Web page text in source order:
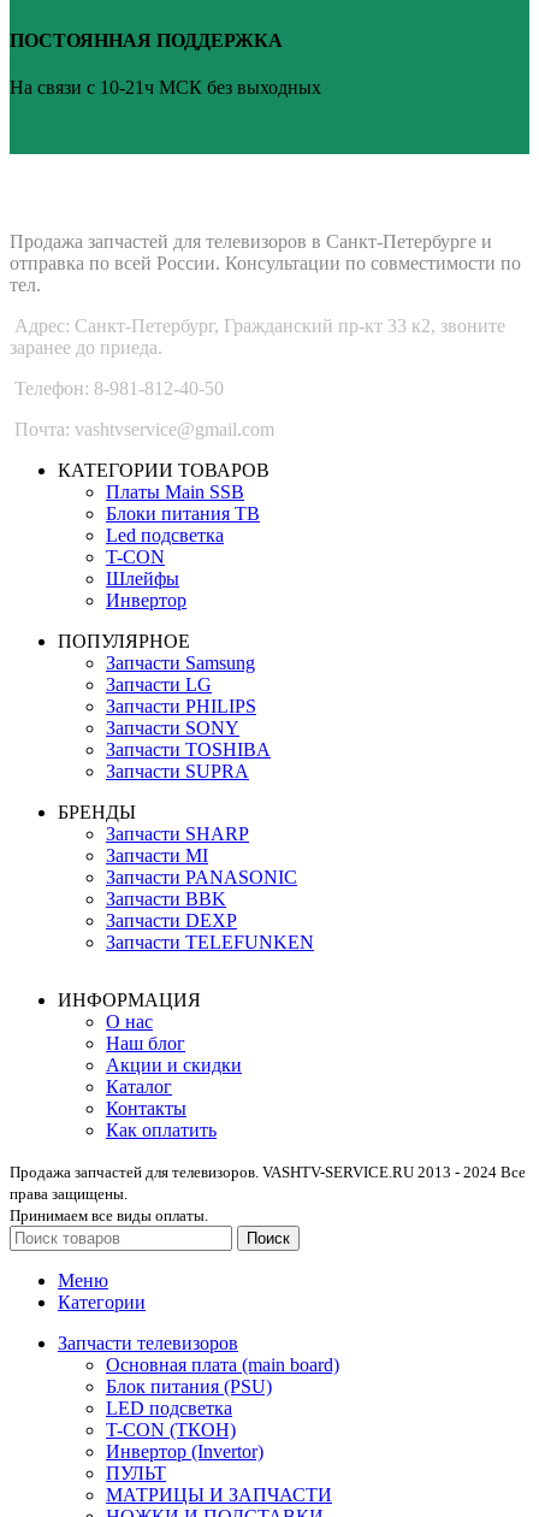
ПОСТОЯННАЯ ПОДДЕРЖКА
На связи с 10-21ч МСК без выходных
Продажа запчастей для телевизоров в Санкт-Петербурге и
отправка по всей России. Консультации по совместимости по
тел.
Адрес: Санкт-Петербург, Гражданский пр-кт 33 к2, звоните
заранее до приеда.
Телефон: 8-981-812-40-50
Почта: vashtvservice@gmail.com
КАТЕГОРИИ ТОВАРОВ
Платы Main SSB
Блоки питания ТВ
Led подсветка
T-CON
Шлейфы
Инвертор
ПОПУЛЯРНОЕ
Запчасти Samsung
Запчасти LG
Запчасти PHILIPS
Запчасти SONY
Запчасти TOSHIBA
Запчасти SUPRA
БРЕНДЫ
Запчасти SHARP
Запчасти MI
Запчасти PANASONIC
Запчасти BBK
Запчасти DEXP
Запчасти TELEFUNKEN
ИНФОРМАЦИЯ
О нас
Наш блог
Акции и скидки
Каталог
Контакты
Как оплатить
Продажа запчастей для телевизоров. VASHTV-SERVICE.RU 2013 - 2024 Все
права защищены.
Принимаем все виды оплаты.
Поиск
Меню
Категории
Запчасти телевизоров
Основная плата (main board)
Блок питания (PSU)
LED подсветка
T-CON (ТКОН)
Инвертор (Invertor)
ПУЛЬТ
МАТРИЦЫ И ЗАПЧАСТИ